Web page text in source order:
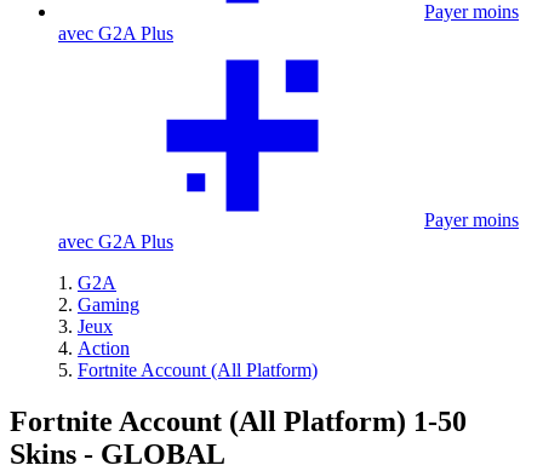
Payer moins
avec G2A Plus
Payer moins
avec G2A Plus
G2A
Gaming
Jeux
Action
Fortnite Account (All Platform)
Fortnite Account (All Platform) 1-50
Skins - GLOBAL